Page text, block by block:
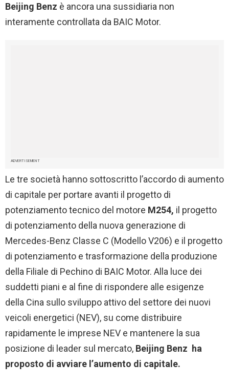
Beijing Benz è ancora una sussidiaria non
interamente controllata da BAIC Motor.
ADVERTISEMENT
Le tre società hanno sottoscritto l’accordo di aumento
di capitale per portare avanti il ​​progetto di
potenziamento tecnico del motore M254, il progetto
di potenziamento della nuova generazione di
Mercedes-Benz Classe C (Modello V206) e il progetto
di potenziamento e trasformazione della produzione
della Filiale di Pechino di BAIC Motor. Alla luce dei
suddetti piani e al fine di rispondere alle esigenze
della Cina sullo sviluppo attivo del settore dei nuovi
veicoli energetici (NEV), su come distribuire
rapidamente le imprese NEV e mantenere la sua
posizione di leader sul mercato, Beijing Benz ha
proposto di avviare l’aumento di capitale.